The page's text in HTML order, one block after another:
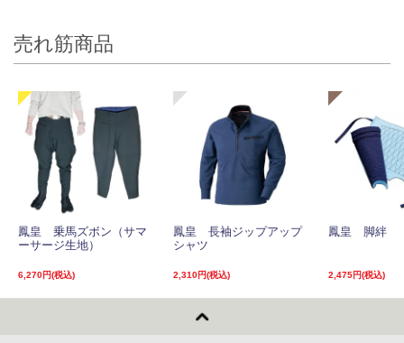
売れ筋商品
鳳皇 乗馬ズボン（サマ
ーサージ生地）
6,270円(税込)
鳳皇 長袖ジップアップ
シャツ
2,310円(税込)
鳳皇 脚絆
2,475円(税込)